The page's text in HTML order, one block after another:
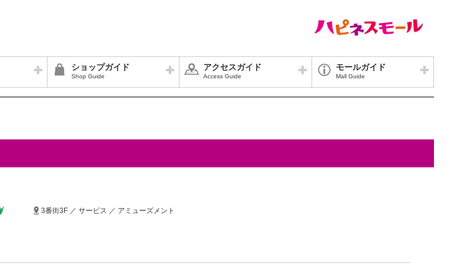
ショップガイド
Shop Guide
アクセスガイド
Access Guide
モールガイド
Mall Guide
3番街3F ／ サービス ／ アミューズメント